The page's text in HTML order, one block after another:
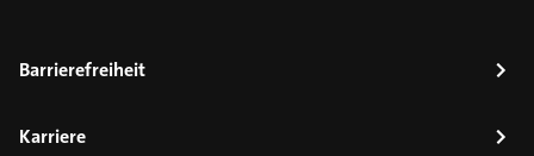
Barrierefreiheit
Karriere